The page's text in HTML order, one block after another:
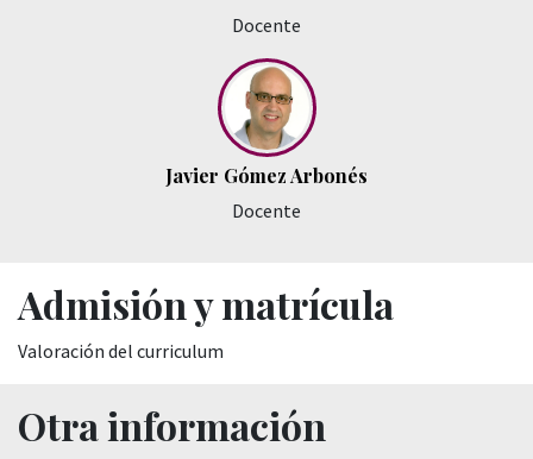
Docente
Javier Gómez Arbonés
Docente
Admisión y matrícula
Valoración del curriculum
Otra información